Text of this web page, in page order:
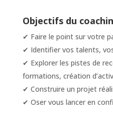
Objectifs du
✔ Faire le point sur votre
✔ Identifier vos talents,
✔ Explorer les pistes de
formations, création
✔ Construire un projet
✔ Oser vous lancer en